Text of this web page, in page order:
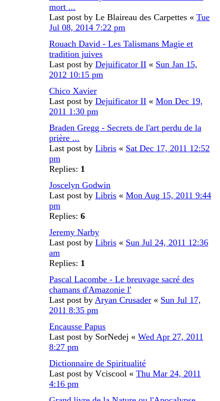
mort ...
Last post by Le Blaireau des Carpettes « Tue
Jul 08, 2014 7:22 pm
Rouach David - Les Talismans Magie et
tradition juives
Last post by Dejuificator II « Sun Jan 15,
2012 10:15 pm
Chico Xavier
Last post by Dejuificator II « Mon Dec 19,
2011 1:30 pm
Braden Gregg - Secrets de l'art perdu de la
prière ...
Last post by Libris « Sat Dec 17, 2011 12:52
pm
Replies: 1
Joscelyn Godwin
Last post by Libris « Mon Aug 15, 2011 9:44
pm
Replies: 6
Jeremy Narby
Last post by Libris « Sun Jul 24, 2011 12:36
am
Replies: 1
Pascal Lacombe - Le breuvage sacré des
chamans d'Amazonie l'
Last post by Aryan Crusader « Sun Jul 17,
2011 8:35 pm
Encausse Papus
Last post by SorNedej « Wed Apr 27, 2011
8:27 pm
Dictionnaire de Spiritualité
Last post by Vciscool « Thu Mar 24, 2011
4:16 pm